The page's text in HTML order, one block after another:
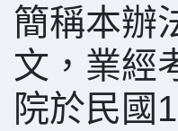
簡稱本辦
文，業經
院於民國